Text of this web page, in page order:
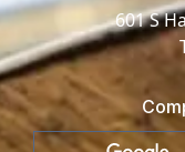
601 S